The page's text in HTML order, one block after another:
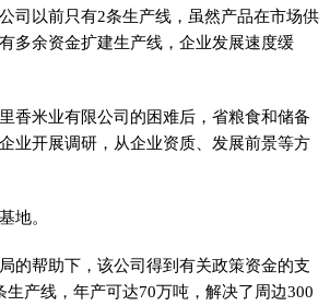
司以前只有2条生产线，虽然产品在市场供
多余资金扩建生产线，企业发展速度缓
香米业有限公司的困难后，省粮食和储备
业开展调研，从企业资质、发展前景等方
地。
的帮助下，该公司得到有关政策资金的支
生产线，年产可达70万吨，解决了周边300